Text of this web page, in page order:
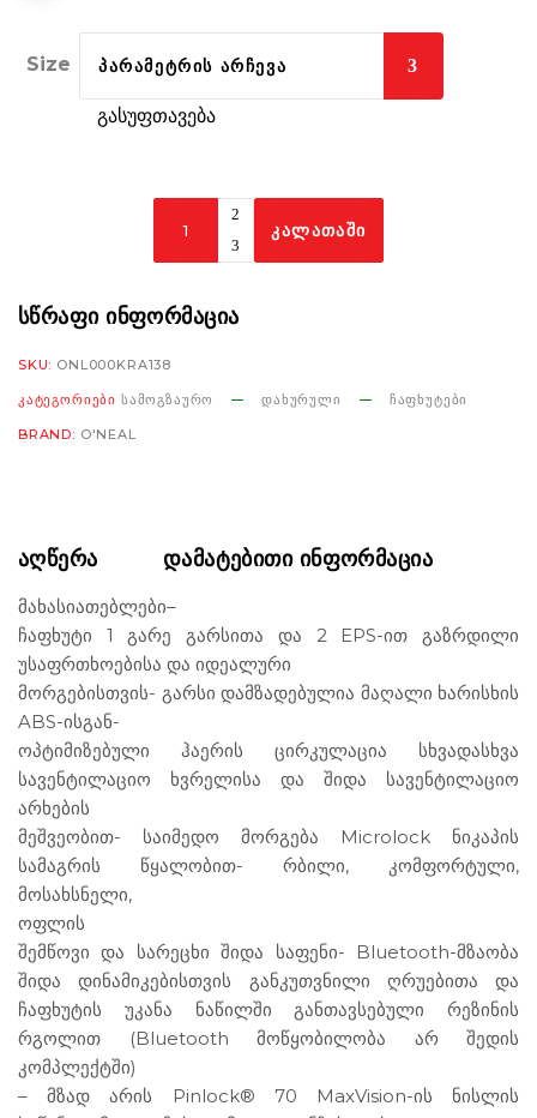
Size ᲞᲐᲠᲐᲛᲔᲢᲠᲘᲡ ᲐᲠᲩᲔᲕᲐ
გასუფთავება
V.26
რაოდენობა
ᲙᲐᲚᲐᲗᲐᲨᲘ
ᲡᲬᲠᲐᲤᲘ ᲘᲜᲤᲝᲠᲛᲐᲪᲘᲐ
SKU: ONL000KRA138
ᲙᲐᲢᲔᲒᲝᲠᲘᲔᲑᲘ ᲡᲐᲛᲝᲒᲖᲐᲣᲠᲝ ᲓᲐᲮᲣᲠᲣᲚᲘ ᲩᲐᲤᲮᲣᲢᲔᲑᲘ
BRAND: O'NEAL
ᲐᲦᲬᲔᲠᲐ ᲓᲐᲛᲐᲢᲔᲑᲘᲗᲘ ᲘᲜᲤᲝᲠᲛᲐᲪᲘᲐ
მახასიათებლები–
ჩაფხუტი 1 გარე გარსითა და 2 EPS-ით გაზრდილი
უსაფრთხოებისა და იდეალური
მორგებისთვის- გარსი დამზადებულია მაღალი ხარისხის
ABS-ისგან-
ოპტიმიზებული ჰაერის ცირკულაცია სხვადასხვა
სავენტილაციო ხვრელისა და შიდა სავენტილაციო
არხების
მეშვეობით- საიმედო მორგება Microlock ნიკაპის
სამაგრის წყალობით- რბილი, კომფორტული,
მოსახსნელი,
ოფლის
შემწოვი და სარეცხი შიდა საფენი- Bluetooth-მზაობა
შიდა დინამიკებისთვის განკუთვნილი ღრუებითა და
ჩაფხუტის უკანა ნაწილში განთავსებული რეზინის
რგოლით (Bluetooth მოწყობილობა არ შედის
კომპლექტში)
– მზად არის Pinlock® 70 MaxVision-ის ნისლის